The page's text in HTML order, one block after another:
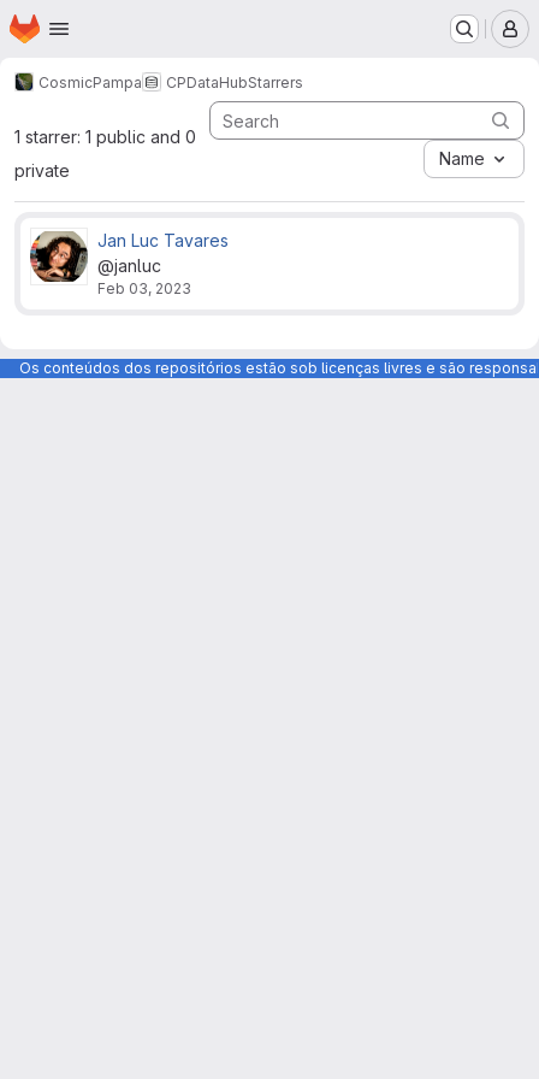
Skip to main content
Homepage
CosmicPampa CPDataHubStarrers
1 starrer: 1 public and 0
private
Name
Jan Luc Tavares
@janluc
Feb 03, 2023
Os conteúdos dos repositórios estão sob licenças livres e são